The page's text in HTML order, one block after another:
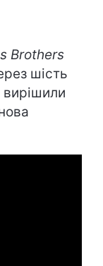
Brothers
шість
вирішили